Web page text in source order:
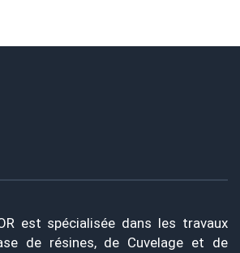
est spécialisée dans les travaux
de résines, de Cuvelage et de